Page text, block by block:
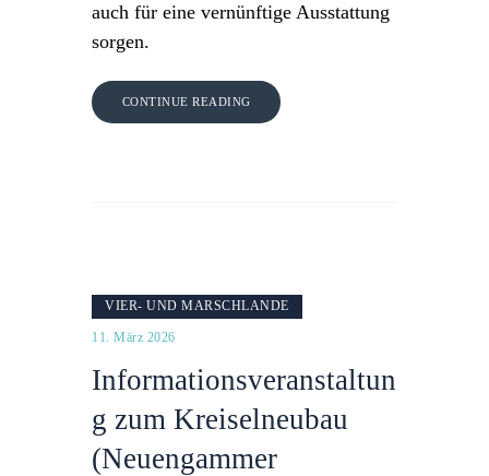
auch für eine vernünftige Ausstattung
sorgen.
CONTINUE READING
VIER- UND MARSCHLANDE
11. März 2026
Informationsveranstaltun
g zum Kreiselneubau
(Neuengammer